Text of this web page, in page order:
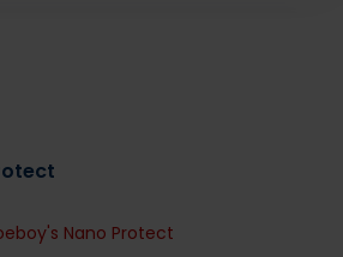
Nano Protect